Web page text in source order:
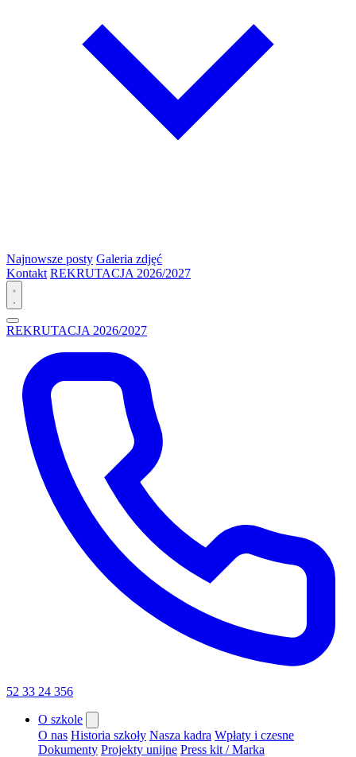
Najnowsze posty Galeria zdjęć
Kontakt REKRUTACJA 2026/2027
REKRUTACJA 2026/2027
52 33 24 356
O szkole
O nas Historia szkoły Nasza kadra Wpłaty i czesne
Dokumenty Projekty unijne Press kit / Marka